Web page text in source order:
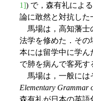
1]) で，森有礼によ
論に敢然と対抗した
馬場は，高知藩士
法学を修めた．その
本には留学中に学ん
で肺を病んで客死す
馬場は，一般には
Elementary Grammar
森有礼が日本の英語